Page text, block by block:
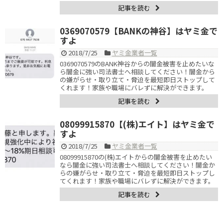
記事を読む
0369070579【BANKの神谷】はヤミ金で
すよ
2018/7/25
ヤミ金業者一覧
0369070579のBANK神谷からの闇金被害を止めたいな
ら闇金に強い司法書士へ相談してください！闇金から
の嫌がらせ・取り立て・脅迫を最短即日ストップして
くれます！家族や職場にバレずに解決ができます。
記事を読む
08099915870【(株)エイト】はヤミ金で
すよ
2018/7/25
ヤミ金業者一覧
08099915870の(株)エイトからの闇金被害を止めたい
なら闇金に強い司法書士へ相談してください！闇金か
らの嫌がらせ・取り立て・脅迫を最短即日ストップし
てくれます！家族や職場にバレずに解決ができます。
記事を読む